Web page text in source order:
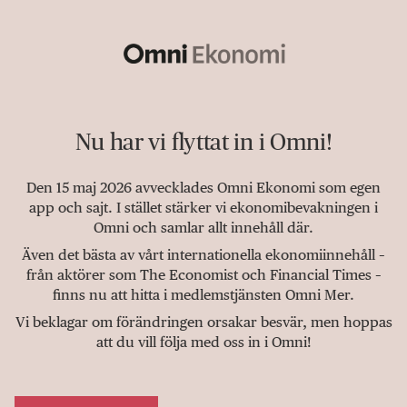
Nu har vi flyttat in i Omni!
Den 15 maj 2026 avvecklades Omni Ekonomi som egen
app och sajt. I stället stärker vi ekonomibevakningen i
Omni och samlar allt innehåll där.
Även det bästa av vårt internationella ekonomiinnehåll –
från aktörer som The Economist och Financial Times –
finns nu att hitta i medlemstjänsten Omni Mer.
Vi beklagar om förändringen orsakar besvär, men hoppas
att du vill följa med oss in i Omni!